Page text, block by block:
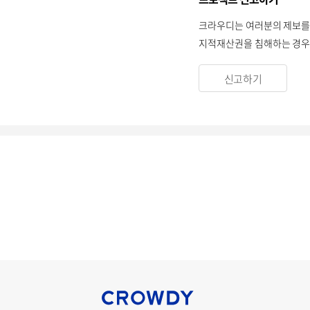
크라우디는 여러분의 제보
지적재산권을 침해하는 경
신고하기